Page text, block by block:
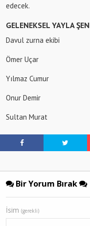
edecek.
GELENEKSEL YAYLA
Davul zurna ekibi
Ömer Uçar
Yılmaz Cumur
Onur Demir
Sultan Murat
Bir Yorum Bırak
İsim (gerekli)